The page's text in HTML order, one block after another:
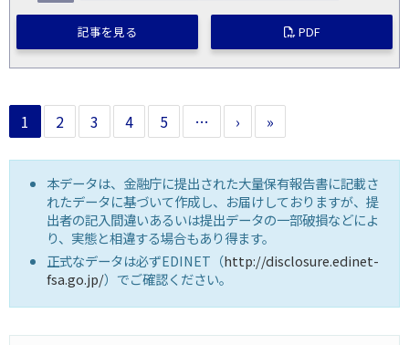
記事を見る PDF
1 2 3 4 5 … › »
本データは、金融庁に提出された大量保有報告書に記載さ
れたデータに基づいて作成し、お届けしておりますが、提
出者の記入間違いあるいは提出データの一部破損などによ
り、実態と相違する場合もあり得ます。
正式なデータは必ずEDINET（http://disclosure.edinet-
fsa.go.jp/）でご確認ください。